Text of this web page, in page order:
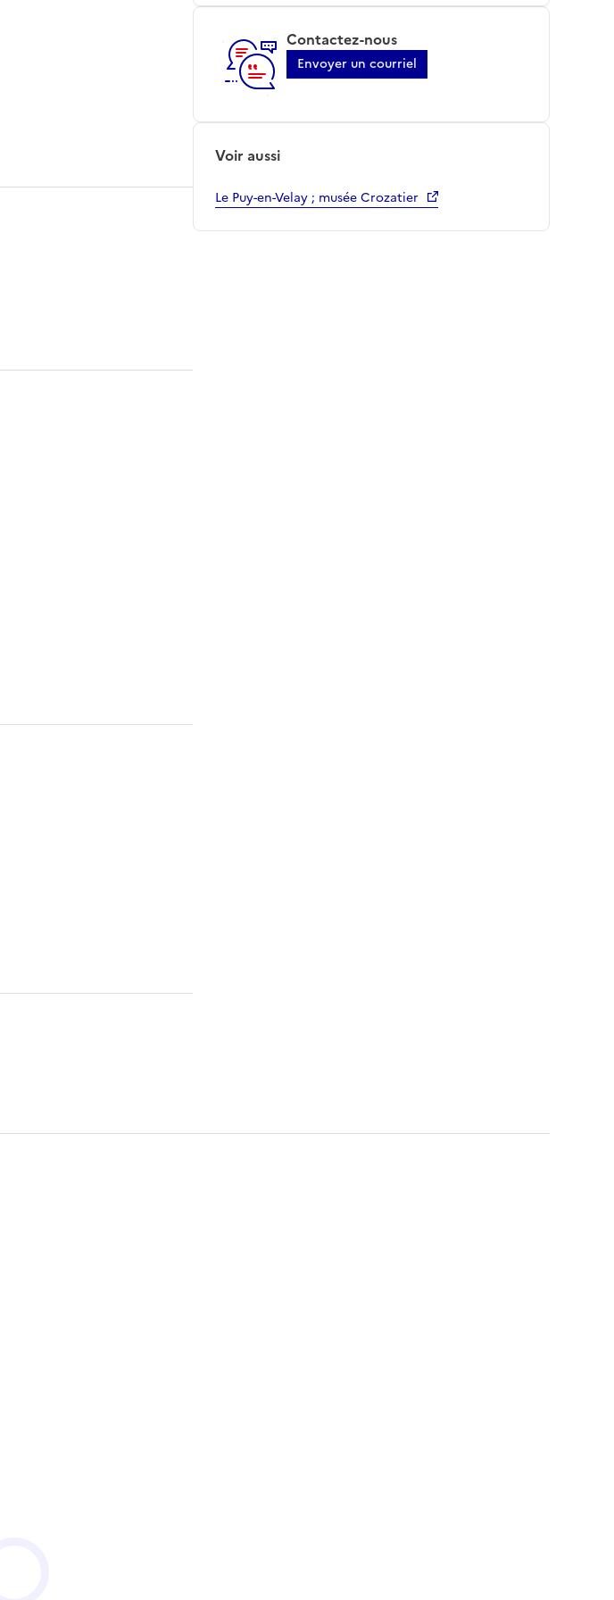
Contactez-nous
Envoyer un courriel
Voir aussi
Le Puy-en-Velay ; musée Crozatier